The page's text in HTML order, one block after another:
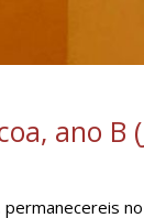
ano B
permanecereis no